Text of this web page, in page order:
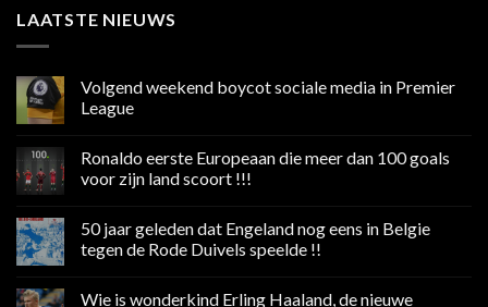
LAATSTE NIEUWS
Volgend weekend boycot sociale media in Premier
League
op
weekend
media
in
Premier
Ronaldo eerste Europeaan die meer dan 100 goals
voor zijn land scoort !!!
op
Ronaldo
eerste
meer
50 jaar geleden dat Engeland nog eens in Belgie
tegen de Rode Duivels speelde !!
op
Wie is wonderkind Erling Haaland, de nieuwe